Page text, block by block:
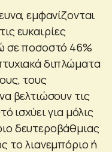
εμφανίζονται
ευκαιρίες
σε ποσοστό 46%
διπλώματα
τους
βελτιώσουν τις
ισχύει για μόλις
δευτεροβάθμιας
το λιανεμπόριο ή